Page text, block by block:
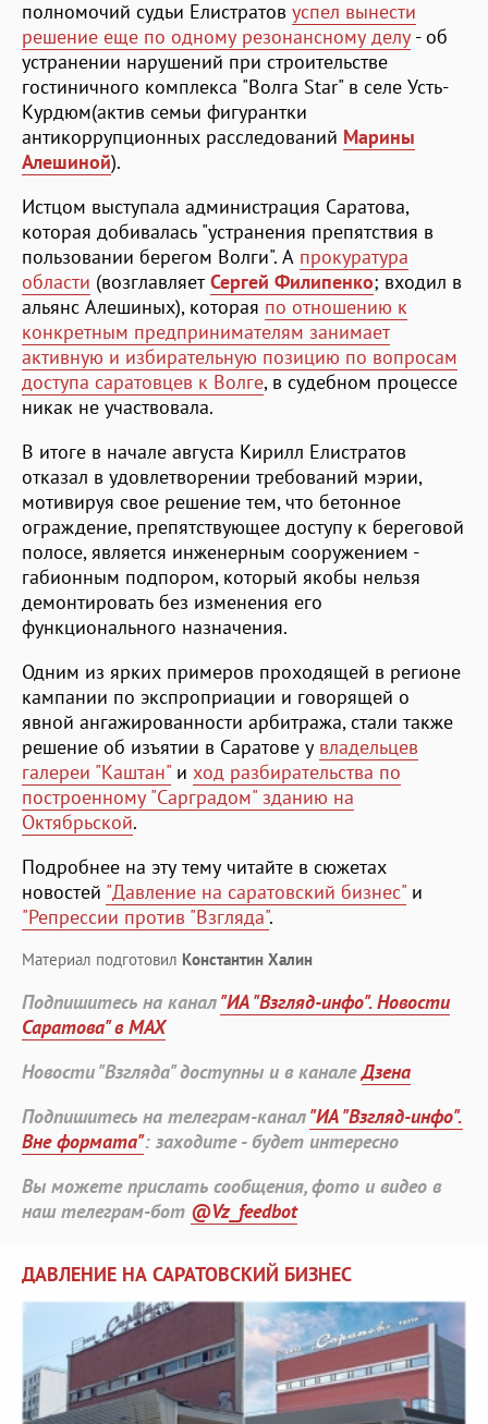
полномочий судьи Елистратов успел вынести
решение еще по одному резонансному делу - об
устранении нарушений при строительстве
гостиничного комплекса "Волга Star" в селе Усть-
Курдюм(актив семьи фигурантки
антикоррупционных расследований Марины
Алешиной).
Истцом выступала администрация Саратова,
которая добивалась "устранения препятствия в
пользовании берегом Волги". А прокуратура
области (возглавляетСергей Филипенко; входил в
альянс Алешиных), которая по отношению к
конкретным предпринимателям занимает
активную и избирательную позицию по вопросам
доступа саратовцев к Волге, в судебном процессе
никак не участвовала.
В итоге в начале августа Кирилл Елистратов
отказал в удовлетворении требований мэрии,
мотивируя свое решение тем, что бетонное
ограждение, препятствующее доступу к береговой
полосе, является инженерным сооружением -
габионным подпором, который якобы нельзя
демонтировать без изменения его
функционального назначения.
Одним из ярких примеров проходящей в регионе
кампании по экспроприации и говорящей о
явной ангажированности арбитража, стали также
решение об изъятии в Саратове у владельцев
галереи "Каштан" и ход разбирательства по
построенному "Сарградом" зданию на
Октябрьской.
Подробнее на эту тему читайте в сюжетах
новостей "Давление на саратовский бизнес" и
"Репрессии против "Взгляда".
Материал подготовил Константин Халин
Подпишитесь на канал"ИА "Взгляд-инфо". Новости
Саратова" в MAX
Новости "Взгляда" доступны и в каналеДзена
Подпишитесь на телеграм-канал"ИА "Взгляд-инфо".
Вне формата": заходите - будет интересно
Вы можете прислать сообщения, фото и видео в
наш телеграм-бот @Vz_feedbot
ДАВЛЕНИЕ НА САРАТОВСКИЙ БИЗНЕС